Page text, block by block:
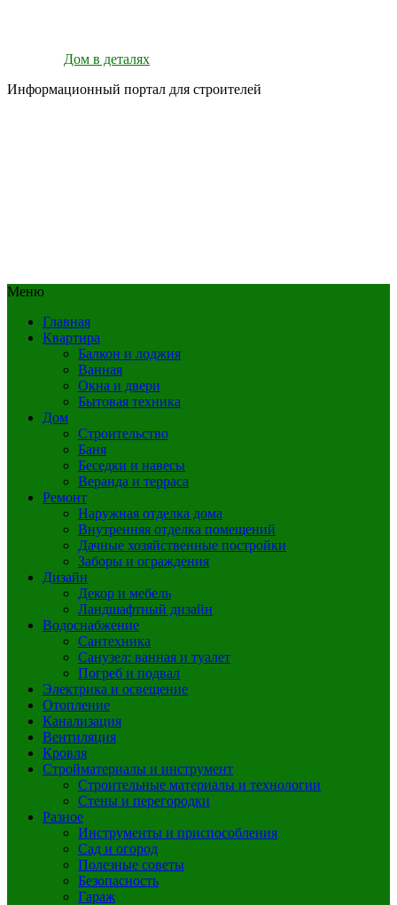
Дом в деталях
Информационный портал для строителей
Меню
Главная
Квартира
Балкон и лоджия
Ванная
Окна и двери
Бытовая техника
Дом
Строительство
Баня
Беседки и навесы
Веранда и терраса
Ремонт
Наружная отделка дома
Внутренняя отделка помещений
Дачные хозяйственные постройки
Заборы и ограждения
Дизайн
Декор и мебель
Ландшафтный дизайн
Водоснабжение
Сантехника
Санузел: ванная и туалет
Погреб и подвал
Электрика и освещение
Отопление
Канализация
Вентиляция
Кровля
Стройматериалы и инструмент
Строительные материалы и технологии
Стены и перегородки
Разное
Инструменты и приспособления
Сад и огород
Полезные советы
Безопасность
Гараж